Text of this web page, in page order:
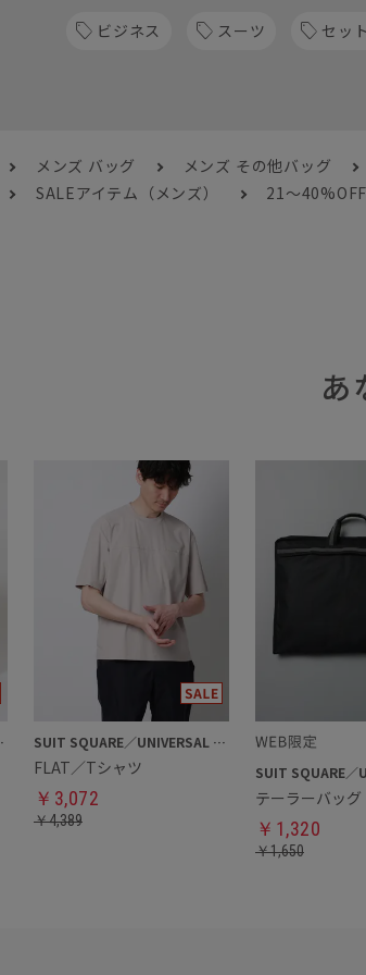
ビジネス スーツ セッ
メンズ バッグ メンズ その他バッグ
SALEアイテム（メンズ） 21～40%OFF
あ
SUIT SQUARE／UNIVERSAL LANGUAGE
FLAT／Tシャツ
￥ 3,072
￥4,389
テーラーバッグ
￥ 1,320
￥1,650